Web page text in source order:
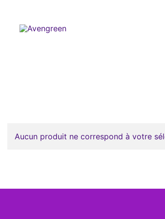
content
Aucun produit ne correspond à votre